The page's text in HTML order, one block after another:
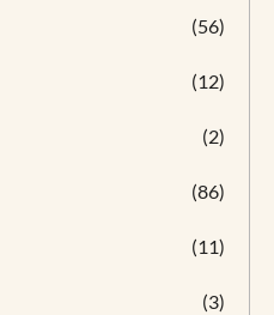
(56)
(12)
(2)
(86)
(11)
(3)